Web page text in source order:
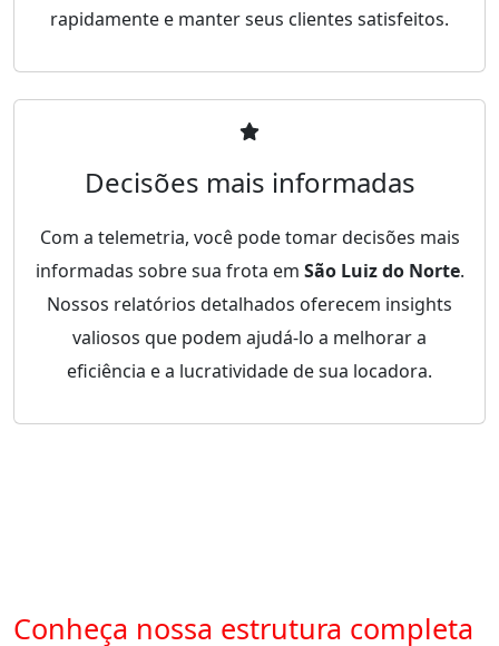
rapidamente e manter seus clientes satisfeitos.
Decisões mais informadas
Com a telemetria, você pode tomar decisões mais
informadas sobre sua frota em São Luiz do Norte.
Nossos relatórios detalhados oferecem insights
valiosos que podem ajudá-lo a melhorar a
eficiência e a lucratividade de sua locadora.
Conheça nossa estrutura completa